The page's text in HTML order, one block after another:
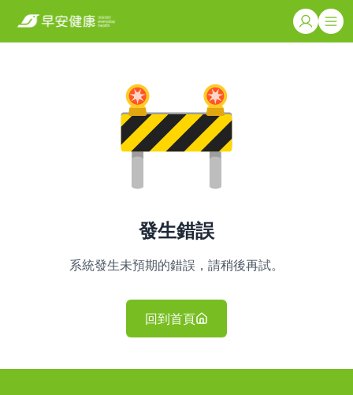
發生錯誤
系統發生未預期的錯誤，請稍後再試。
回到首頁